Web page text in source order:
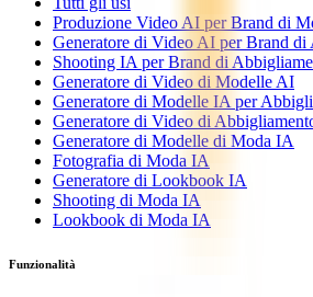
Produzione Video AI per Brand di
Generatore di Video AI per Brand di
Shooting IA per Brand di
Generatore di Video di Modelle AI
Generatore di Modelle IA per
Generatore di Video di
Generatore di Modelle di Moda IA
Fotografia di Moda IA
Generatore di Lookbook IA
Shooting di Moda IA
Lookbook di Moda IA
Funzionalità